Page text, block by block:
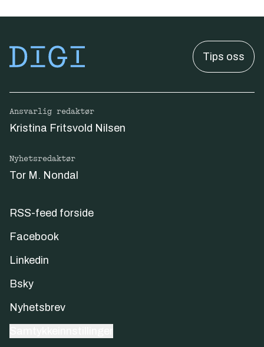
Tips oss
Ansvarlig redaktør
Kristina Fritsvold Nilsen
Nyhetsredaktør
Tor M. Nondal
RSS-feed forside
Facebook
Linkedin
Bsky
Nyhetsbrev